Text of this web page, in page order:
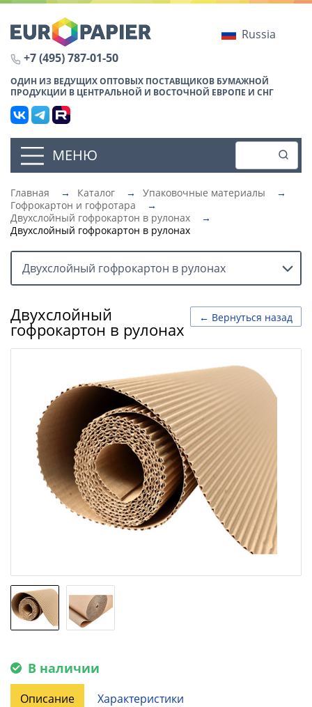
Russia
+7 (495) 787-01-50
ОДИН ИЗ ВЕДУЩИХ ОПТОВЫХ ПОСТАВЩИКОВ БУМАЖНОЙ
ПРОДУКЦИИ В ЦЕНТРАЛЬНОЙ И ВОСТОЧНОЙ ЕВРОПЕ И СНГ
МЕНЮ
Главная → Каталог → Упаковочные материалы
→
Гофрокартон и гофротара
→
Двухслойный гофрокартон в рулонах
→
Двухслойный гофрокартон в рулонах
Двухслойный гофрокартон в рулонах
← Вернуться назад
Двухслойный
гофрокартон в рулонах
В наличии
Описание Характеристики